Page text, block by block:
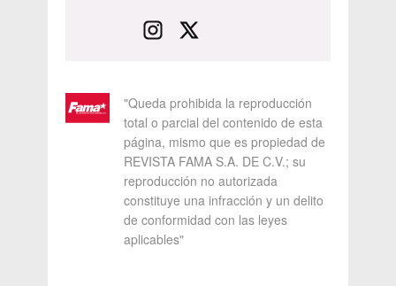
"Queda prohibida la reproducción
total o parcial del contenido de esta
página, mismo que es propiedad de
REVISTA FAMA S.A. DE C.V.; su
reproducción no autorizada
constituye una infracción y un delito
de conformidad con las leyes
aplicables"